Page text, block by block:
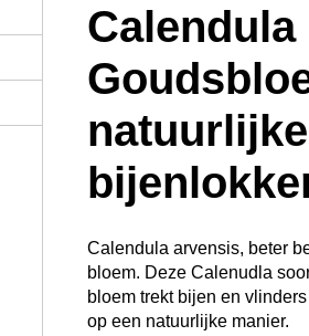
Calendula arvensis, beter
bloem. Deze Calenudla
bloem trekt bijen en
op een natuurlijke manier.